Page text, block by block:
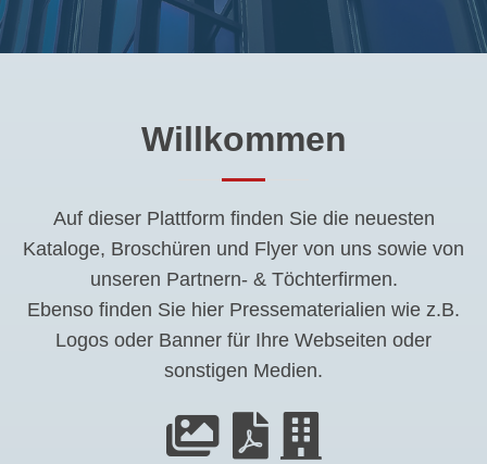
Willkommen
Auf dieser Plattform finden Sie die neuesten
Kataloge, Broschüren und Flyer von uns sowie von
unseren Partnern- & Töchterfirmen.
Ebenso finden Sie hier Pressematerialien wie z.B.
Logos oder Banner für Ihre Webseiten oder
sonstigen Medien.